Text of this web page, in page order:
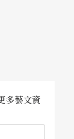
多藝文資